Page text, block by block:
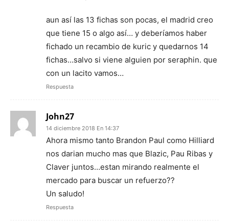
aun así las 13 fichas son pocas, el madrid creo
que tiene 15 o algo así… y deberíamos haber
fichado un recambio de kuric y quedarnos 14
fichas…salvo si viene alguien por seraphin. que
con un lacito vamos…
Respuesta
John27
14 diciembre 2018 En 14:37
Ahora mismo tanto Brandon Paul como Hilliard
nos darian mucho mas que Blazic, Pau Ribas y
Claver juntos…estan mirando realmente el
mercado para buscar un refuerzo??
Un saludo!
Respuesta